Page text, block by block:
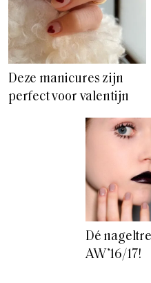
Deze manicures zijn
perfect voor valentijn
Dé
AW’16/17!